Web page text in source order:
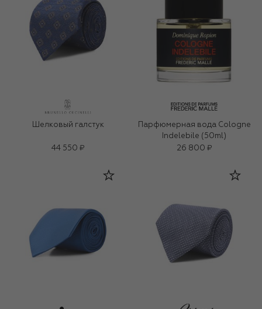
Шелковый галстук
44 550 ₽
Парфюмерная вода Cologne
Indelebile (50ml)
26 800 ₽